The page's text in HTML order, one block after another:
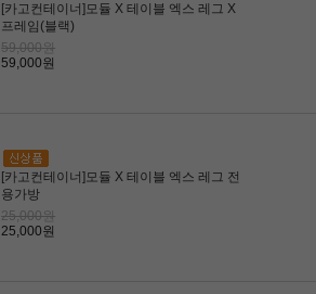
[카고컨테이너]모듈 X 테이블 엑스 레그 X
프레임(블랙)
59,000원
59,000원
[카고컨테이너]모듈 X 테이블 엑스 레그 전
용가방
25,000원
25,000원